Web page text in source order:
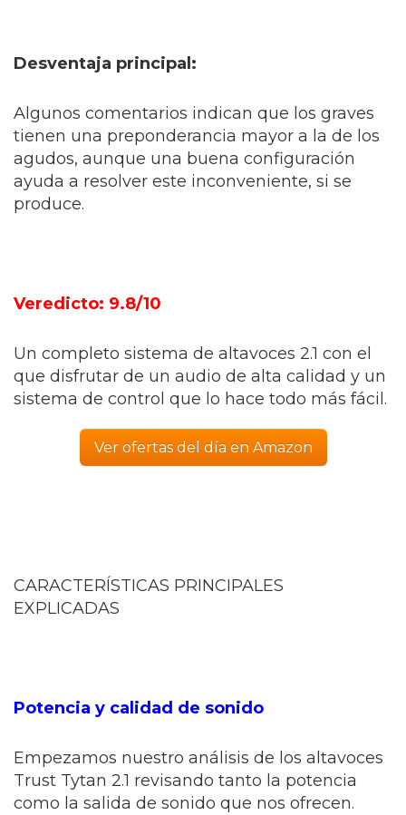
Desventaja principal:
Algunos comentarios indican que los graves
tienen una preponderancia mayor a la de los
agudos, aunque una buena configuración
ayuda a resolver este inconveniente, si se
produce.
Veredicto: 9.8/10
Un completo sistema de altavoces 2.1 con el
que disfrutar de un audio de alta calidad y un
sistema de control que lo hace todo más fácil.
Ver ofertas del día en Amazon
CARACTERÍSTICAS PRINCIPALES
EXPLICADAS
Potencia y calidad de sonido
Empezamos nuestro análisis de los altavoces
Trust Tytan 2.1 revisando tanto la potencia
como la salida de sonido que nos ofrecen.